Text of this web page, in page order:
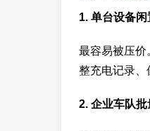
1. 单台设备闲
最容易被压价
整充电记录、
2. 企业车队批